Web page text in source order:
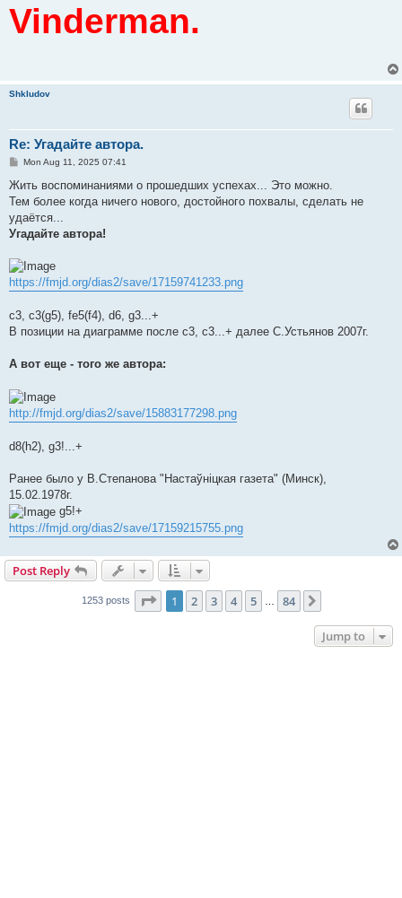
Vinderman.
Shkludov
Re: Угадайте автора.
P
s
Mon Aug 11, 2025 07:41
Жить воспоминаниями о прошедших успехах... Это можно.
Тем более когда ничего нового, достойного похвалы, сделать не
удаётся...
Угадайте автора!
https://fmjd.org/dias2/save/17159741233.png
c3, c3(g5), fe5(f4), d6, g3...+
В позиции на диаграмме после с3, с3...+ далее С.Устьянов 2007г.
А вот еще - того же автора:
http://fmjd.org/dias2/save/15883177298.png
d8(h2), g3!...+
Ранее было у В.Степанова "Настаўнiцкая газета" (Минск),
15.02.1978г.
g5!+
https://fmjd.org/dias2/save/17159215755.png
Post Reply
1253 posts Page 1of 84
1 2 3 4 5 84
Jump to